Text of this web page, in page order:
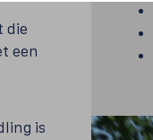
die
een
is